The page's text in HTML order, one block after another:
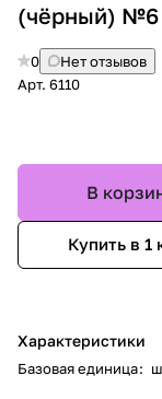
(чёрный) №6
0
Нет отзывов
Арт. 6110
В
Купить в 1
Характеристики
Базовая единица: